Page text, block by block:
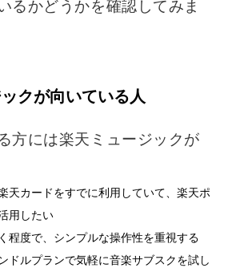
るかどうかを確認してみま
クが向いている人
方には楽天ミュージックが
天カードをすでに利用していて、楽天ポ
用したい
程度で、シンプルな操作性を重視する
ドルプランで気軽に音楽サブスクを試し